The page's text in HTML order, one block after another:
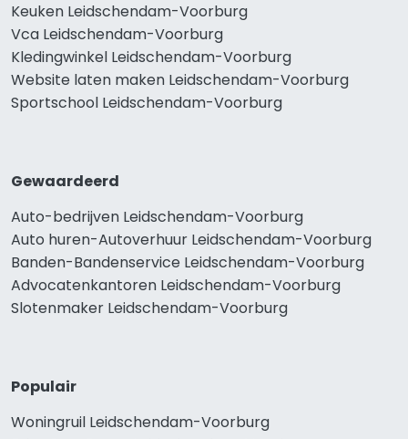
Keuken Leidschendam-Voorburg
Vca Leidschendam-Voorburg
Kledingwinkel Leidschendam-Voorburg
Website laten maken Leidschendam-Voorburg
Sportschool Leidschendam-Voorburg
Gewaardeerd
Auto-bedrijven Leidschendam-Voorburg
Auto huren-Autoverhuur Leidschendam-Voorburg
Banden-Bandenservice Leidschendam-Voorburg
Advocatenkantoren Leidschendam-Voorburg
Slotenmaker Leidschendam-Voorburg
Populair
Woningruil Leidschendam-Voorburg